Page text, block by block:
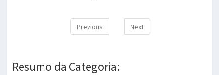
Previous Next
Resumo da Categoria: